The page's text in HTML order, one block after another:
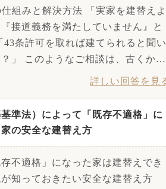
仕組みと解決方法 「実家を建替えよ
接道義務を満たしていません』と
条許可を取れば建てられると聞い
」 このようなご相談は、古くか…
詳しい回答を見
準法）によって「既存不適格」に
の安全な建替え方
不適格」になった家は建替えでき
知っておきたい安全な建替え方